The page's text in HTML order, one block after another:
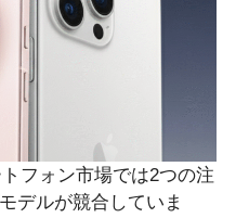
フォン市場では2つの注
デルが競合していま